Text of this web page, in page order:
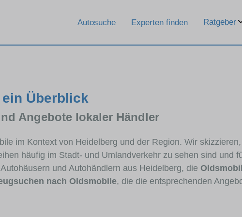
Autosuche Experten finden Ratgeber
Überblick
Angebote lokaler Händler
im Kontext von Heidelberg und der Region. Wir
häufig im Stadt- und Umlandverkehr zu sehen sind und
und Autohändlern aus Heidelberg, die
nach Oldsmobile, die die entsprechenden